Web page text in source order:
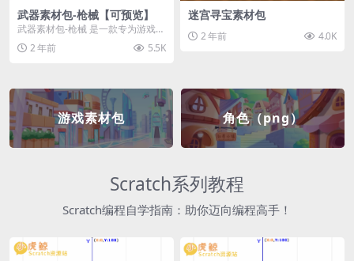
武器素材包-枪械【可预览】
武器素材包-枪械 是一款专为游戏开
发者和创作者设计的素材包，包含
多种高质量的枪械...
2 年前 5.5K
迷宫寻宝素材包
2 年前 4.0K
游戏素材包 角色（png）
Scratch系列教程
Scratch编程自学指南：助你迈向编程高手！